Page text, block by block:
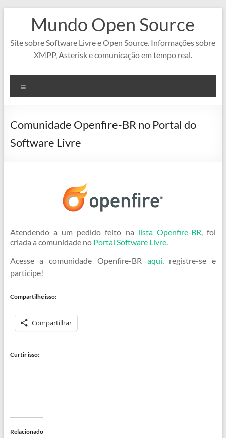
conteúdo
Mundo Open Source
Site sobre Software Livre e Open Source. Informações sobre
XMPP, Asterisk e comunicação em tempo real.
Comunidade Openfire-BR no Portal do
Software Livre
Atendendo a um pedido feito na lista Openfire-BR, foi
criada a comunidade no Portal Software Livre.
Acesse a comunidade Openfire-BR aqui, registre-se e
participe!
Compartilhe isso:
Compartilhar
Curtir isso:
Relacionado